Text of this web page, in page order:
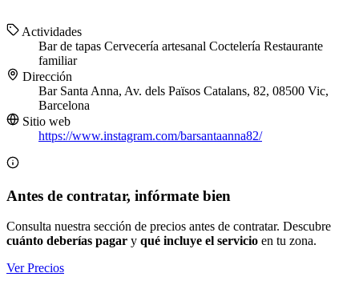
Actividades
Bar de tapas Cervecería artesanal Coctelería Restaurante
familiar
Dirección
Bar Santa Anna, Av. dels Països Catalans, 82, 08500 Vic,
Barcelona
Sitio web
https://www.instagram.com/barsantaanna82/
Antes de contratar, infórmate bien
Consulta nuestra sección de precios antes de contratar. Descubre
cuánto deberías pagar y qué incluye el servicio en tu zona.
Ver Precios